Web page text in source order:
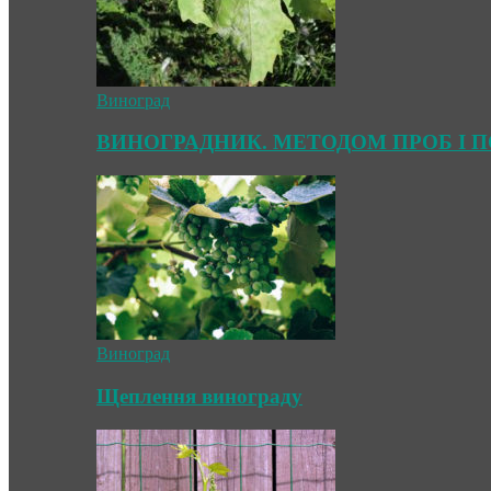
Виноград
ВИНОГРАДНИК. МЕТОДОМ ПРОБ І
Виноград
Щеплення винограду